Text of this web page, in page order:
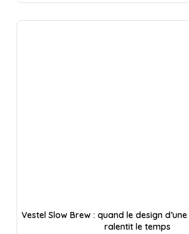
Vestel Slow Brew : quand le design
ralentit le temps